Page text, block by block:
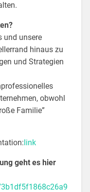
und unsere
hinaus zu
und Strategien
obwohl
Familie”
link
geht es hier